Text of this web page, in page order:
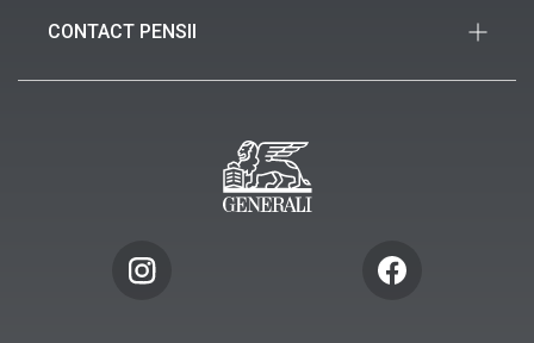
Birou de presă
sector 1, București
info.ro@generali.ro
CONTACT PENSII
(40) 021 313 51 70 (FAX)
pensii@generali.ro